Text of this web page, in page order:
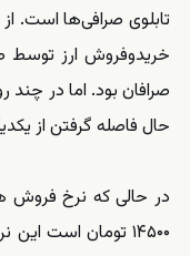
تابلوی صرافی‌ها است.
خریدوفروش ارز توسط
صرافان بود. اما در چند
حال فاصله گرفتن از
​در حالی که نرخ فروش